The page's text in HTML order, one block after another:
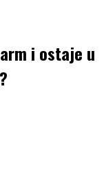
i ostaje u